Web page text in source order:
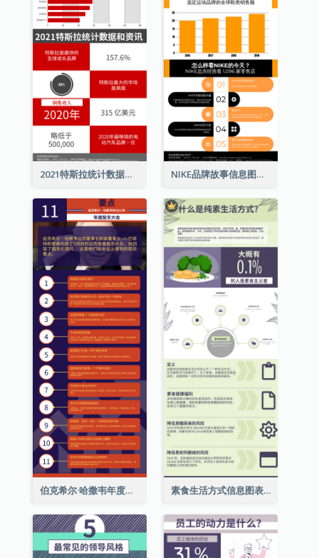
2021特斯拉统计数据和资讯信息图表 NIKE品牌故事信息图表
伯克希尔·哈撒韦年度股东大会的11个要点 素食生活方式信息图表